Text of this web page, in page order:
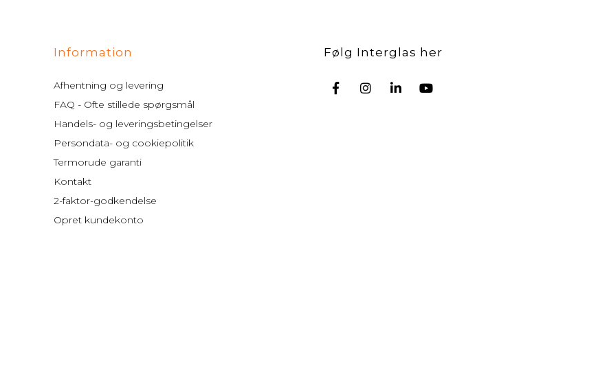
Information
Afhentning og levering
FAQ - Ofte stillede spørgsmål
Handels- og leveringsbetingelser
Persondata- og cookiepolitik
Termorude garanti
Kontakt
2-faktor-godkendelse
Opret kundekonto
Følg Interglas her